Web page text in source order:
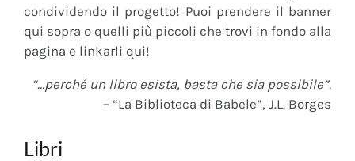
condividendo il progetto! Puoi prendere il banner
qui sopra o quelli più piccoli che trovi in fondo alla
pagina e linkarli qui!
“…perché un libro esista, basta che sia possibile”.
– “La Biblioteca di Babele”, J.L. Borges
Libri